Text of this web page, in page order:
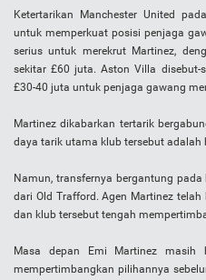
Ketertarikan Manchester United
untuk memperkuat posisi penjaga
serius untuk merekrut Martinez,
sekitar £60 juta. Aston Villa disebut-
£30-40 juta untuk penjaga gawang
Martinez dikabarkan tertarik
daya tarik utama klub tersebut adalah
Namun, transfernya bergantung
dari Old Trafford. Agen Martinez
dan klub tersebut tengah
Masa depan Emi Martinez
mempertimbangkan pilihannya